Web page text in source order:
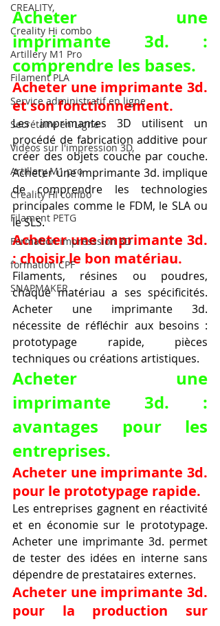
CREALITY,
Creality Hi combo
Artillery M1 Pro
Filament PLA
Service administratif en ligne
Secrétaire en Ligne
Vidéos sur l'impression 3D,
Artillery M1 pro
Creality HI combo
Filament PETG
Formation impresssion 3D
formation CPF
SNAPMAKER
Acheter une
imprimante 3d. :
comprendre les bases.
Acheter une imprimante 3d.
et son fonctionnement.
Les imprimantes 3D utilisent un
procédé de fabrication additive pour
créer des objets couche par couche.
Acheter une imprimante 3d. implique
de comprendre les technologies
principales comme le FDM, le SLA ou
le SLS.
Acheter une imprimante 3d.
: choisir le bon matériau.
Filaments, résines ou poudres,
chaque matériau a ses spécificités.
Acheter une imprimante 3d.
nécessite de réfléchir aux besoins :
prototypage rapide, pièces
techniques ou créations artistiques.
Acheter une
imprimante 3d. :
avantages pour les
entreprises.
Acheter une imprimante 3d.
pour le prototypage rapide.
Les entreprises gagnent en réactivité
et en économie sur le prototypage.
Acheter une imprimante 3d. permet
de tester des idées en interne sans
dépendre de prestataires externes.
Acheter une imprimante 3d.
pour la production sur